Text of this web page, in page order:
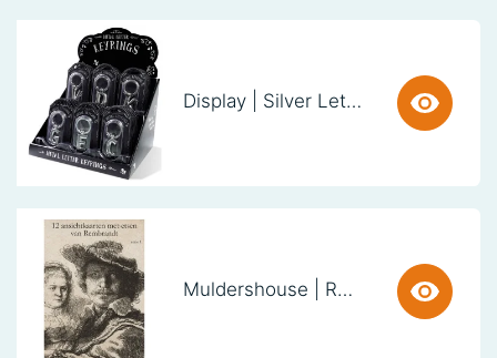
Display | Silver Letter Keyring (38 stuks)
Muldershouse | Rembrandt